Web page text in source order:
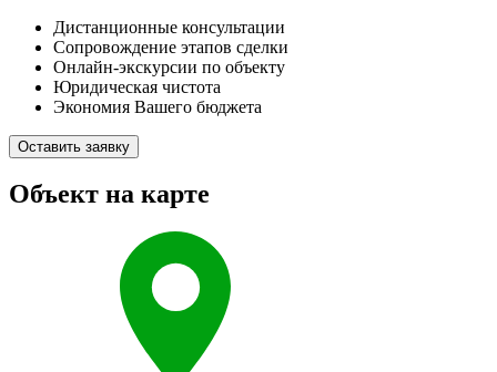
Дистанционные консультации
Сопровождение этапов сделки
Онлайн-экскурсии по объекту
Юридическая чистота
Экономия Вашего бюджета
Оставить заявку
Объект на карте